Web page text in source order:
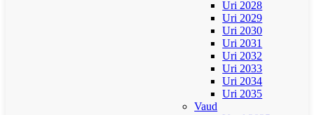
Uri 2028
Uri 2029
Uri 2030
Uri 2031
Uri 2032
Uri 2033
Uri 2034
Uri 2035
Vaud